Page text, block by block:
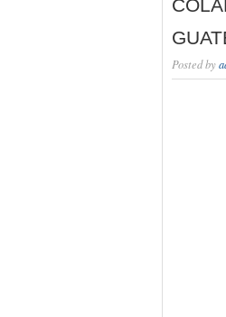
Posted by